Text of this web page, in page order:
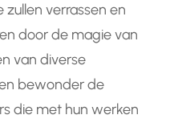
verrassen en
door de magie van
van diverse
bewonder de
die met hun werken